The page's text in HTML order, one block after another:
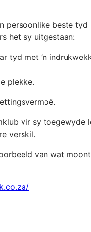
persoonlike beste tyd
het sy uitgestaan:
tyd met ’n
plekke.
vir sy toegewyde
verskil.
van wat